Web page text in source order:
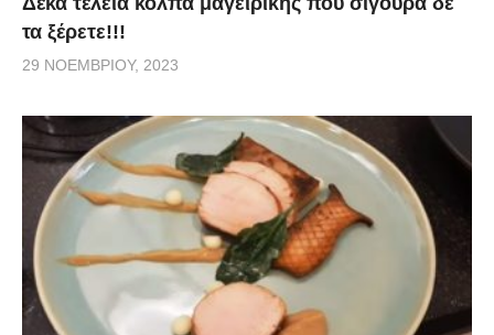
τα ξέρετε!!!
29 ΝΟΕΜΒΡΊΟΥ, 2023